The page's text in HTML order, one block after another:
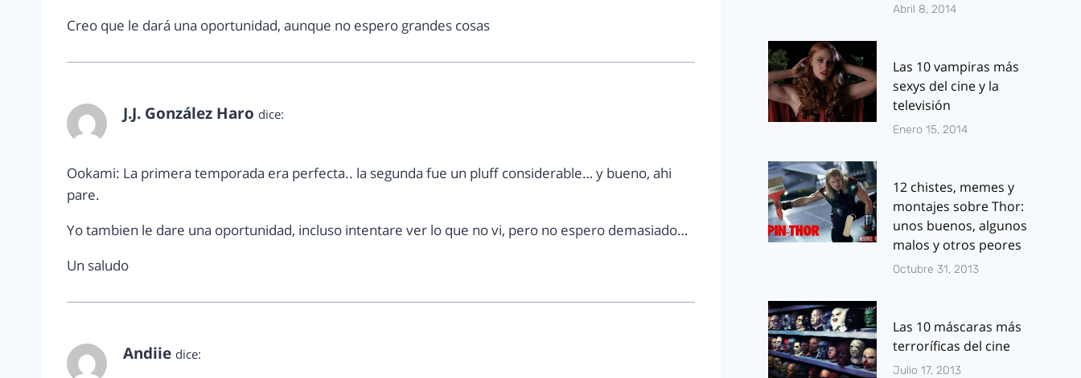
Creo que le dará una oportunidad, aunque no espero grandes cosas
J.J. González Haro dice:
Ookami: La primera temporada era perfecta.. la segunda fue un pluff considerable… y bueno, ahi
pare.
Yo tambien le dare una oportunidad, incluso intentare ver lo que no vi, pero no espero demasiado…
Un saludo
Andiie dice:
Abril 8, 2014
Las 10 vampiras más
sexys del cine y la
televisión
Enero 15, 2014
12 chistes, memes y
montajes sobre Thor:
unos buenos, algunos
malos y otros peores
Octubre 31, 2013
Las 10 máscaras más
terroríficas del cine
Julio 17, 2013